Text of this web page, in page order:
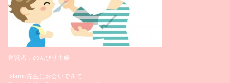
運営者：のんびり主婦
fxtamo先生にお会いできて